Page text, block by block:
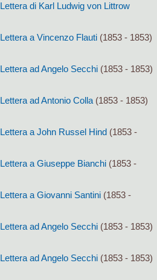
Lettera di Karl Ludwig von Littrow
Lettera a Vincenzo Flauti (1853 - 1853)
Lettera ad Angelo Secchi (1853 - 1853)
Lettera ad Antonio Colla (1853 - 1853)
Lettera a John Russel Hind (1853 -
Lettera a Giuseppe Bianchi (1853 -
Lettera a Giovanni Santini (1853 -
Lettera ad Angelo Secchi (1853 - 1853)
Lettera ad Angelo Secchi (1853 - 1853)